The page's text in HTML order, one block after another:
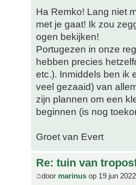
Ha Remko! Lang niet
met je gaat! Ik zou
ogen bekijken!
Portugezen in onze
hebben precies
etc.). Inmiddels ben ik
veel gezaaid) van
zijn plannen om een
beginnen (is nog
Groet van Evert
Re: tuin van
door marinus op 19 jun